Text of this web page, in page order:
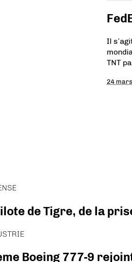
Il
TNT
24
de Tigre, de la
Boeing 777-9